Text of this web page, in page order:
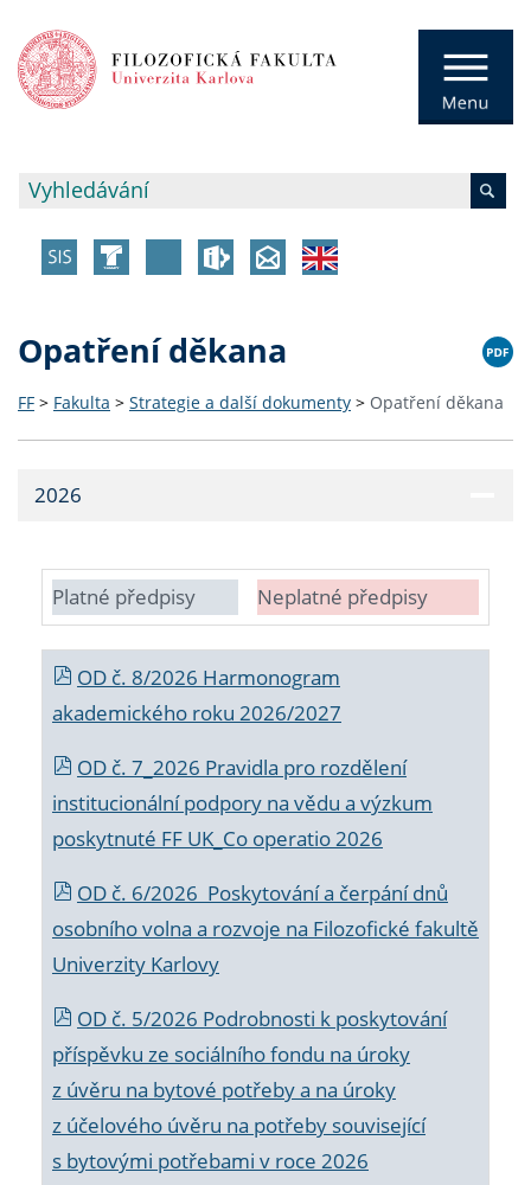
Opatření děkana
FF > Fakulta > Strategie a další dokumenty > Opatření děkana
2026
Platné předpisy Neplatné předpisy
OD č. 8/2026 Harmonogram
akademického roku 2026/2027
OD č. 7_2026 Pravidla pro rozdělení
institucionální podpory na vědu a výzkum
poskytnuté FF UK_Co operatio 2026
OD č. 6/2026 Poskytování a čerpání dnů
osobního volna a rozvoje na Filozofické fakultě
Univerzity Karlovy
OD č. 5/2026 Podrobnosti k poskytování
příspěvku ze sociálního fondu na úroky
z úvěru na bytové potřeby a na úroky
z účelového úvěru na potřeby související
s bytovými potřebami v roce 2026